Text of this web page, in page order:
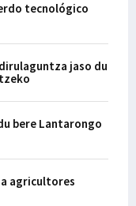
tecnológico
jaso du
bere Lantarongo
a agricultores